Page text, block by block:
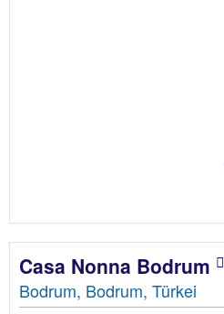
Casa Nonna Bodrum
Bodrum, Bodrum, Türkei